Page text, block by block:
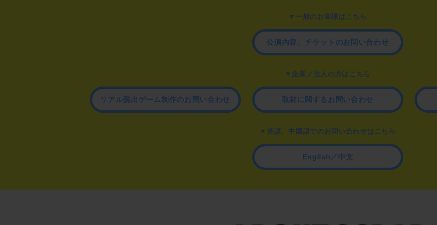
▼一般のお客様はこちら
公演内容、チケットのお問い合わせ
▼企業／法人の方はこちら
リアル脱出ゲーム制作のお問い合わせ 取材に関するお問い合わせ
▼英語、中国語でのお問い合わせはこちら
English／中文